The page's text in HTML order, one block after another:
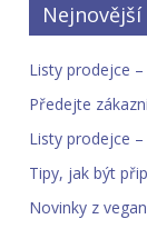
Listy prodejce
Předejte
Listy prodejce
Tipy, jak být
Novinky z